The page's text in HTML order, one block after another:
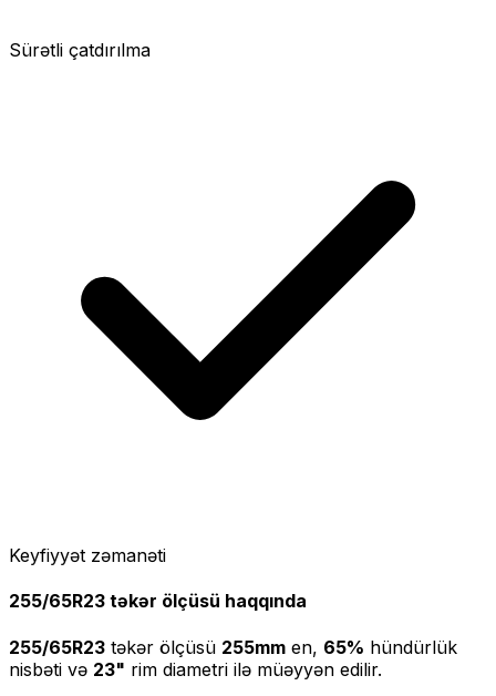
Sürətli çatdırılma
Keyfiyyət zəmanəti
255/65R23 təkər ölçüsü haqqında
255/65R23 təkər ölçüsü 255mm en, 65% hündürlük
nisbəti və 23" rim diametri ilə müəyyən edilir.